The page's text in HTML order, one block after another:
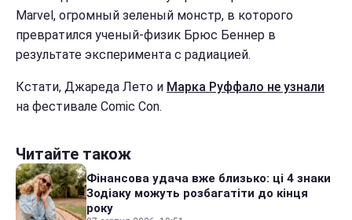
Marvel, огромный зеленый монстр, в которого
превратился ученый-физик Брюс Беннер в
результате эксперимента с радиацией.
Кстати, Джареда Лето и Марка Руффало не узнали
на фестивале Comic Con.
Читайте також
Фінансова удача вже близько: ці 4 знаки
Зодіаку можуть розбагатіти до кінця
року